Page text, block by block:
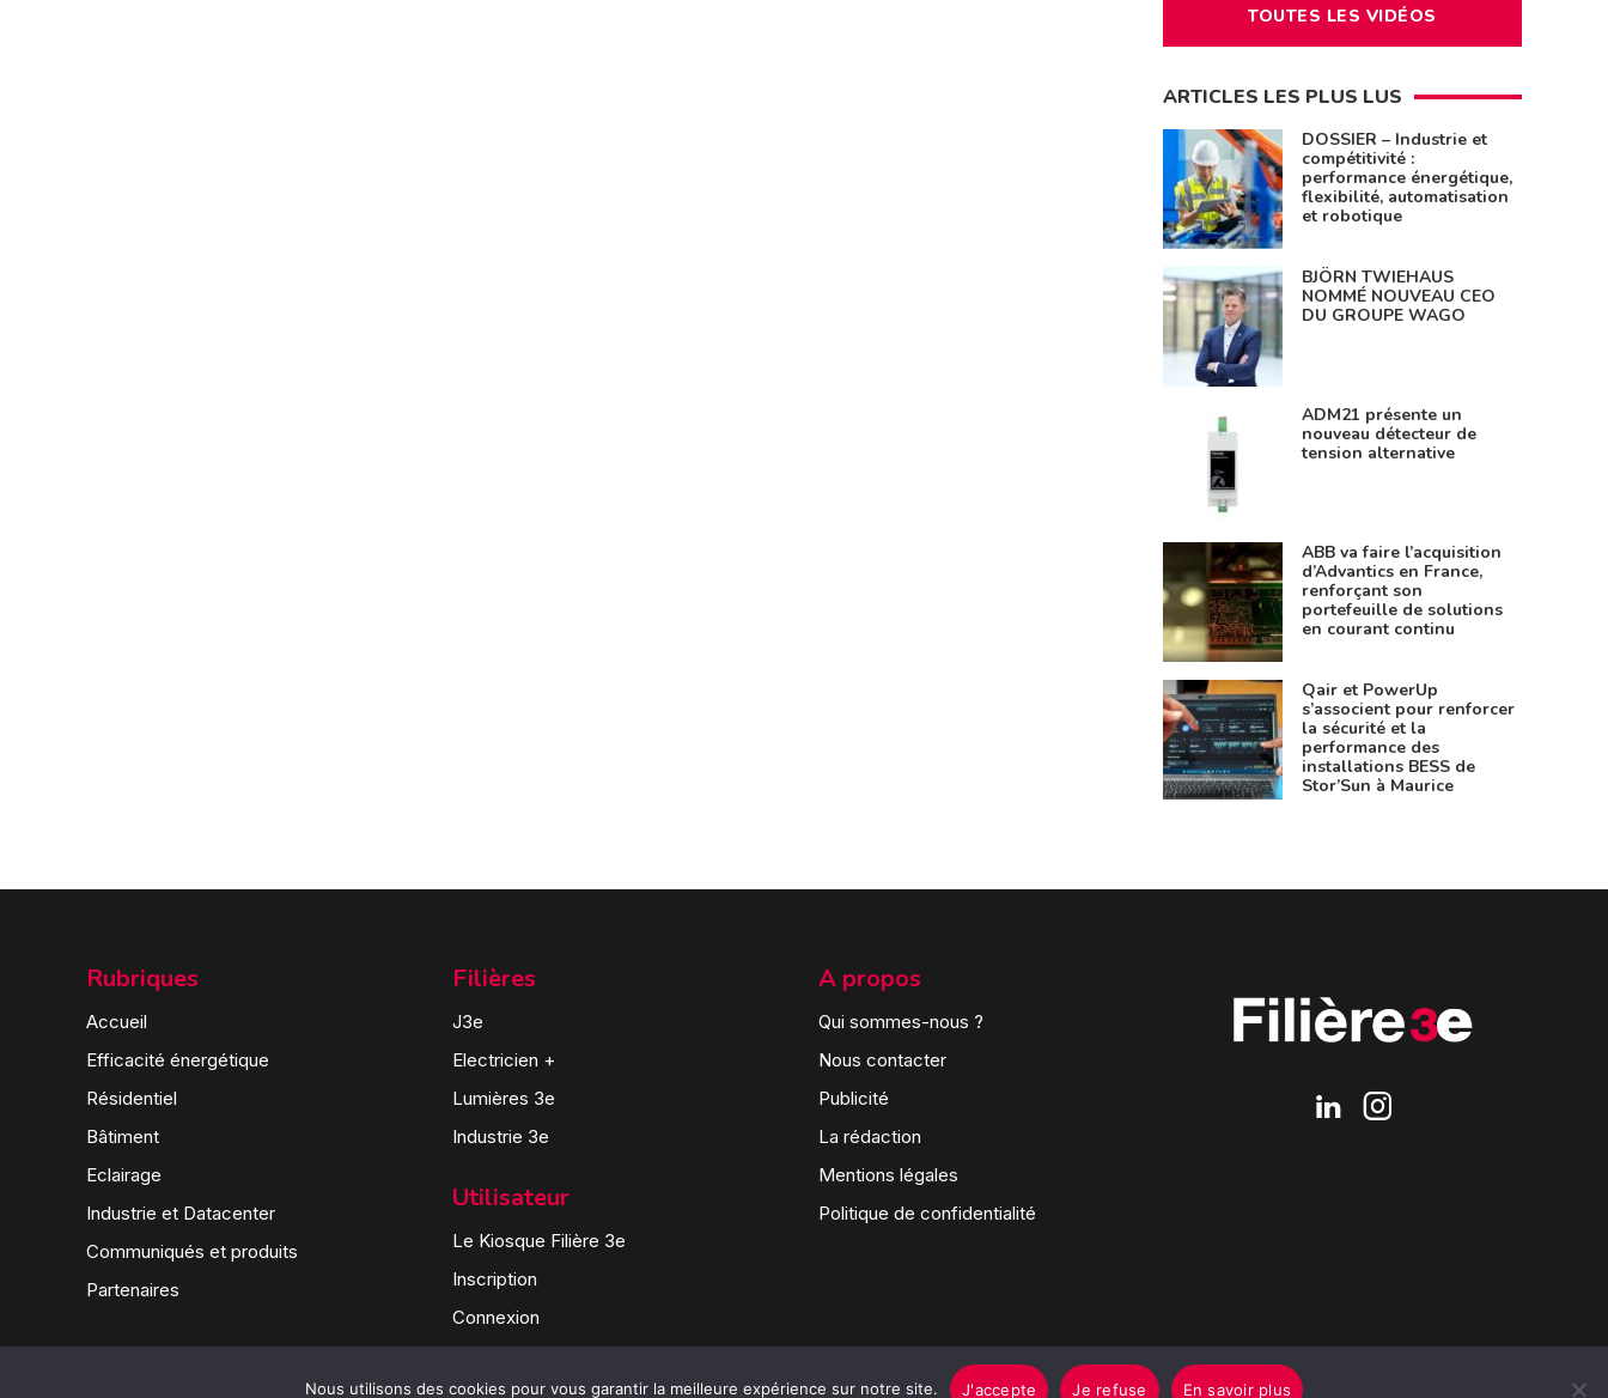
TOUTES LES VIDÉOS
ARTICLES LES PLUS LUS
DOSSIER – Industrie et
compétitivité :
performance énergétique,
flexibilité, automatisation
et robotique
BJÖRN TWIEHAUS
NOMMÉ NOUVEAU CEO
DU GROUPE WAGO
ADM21 présente un
nouveau détecteur de
tension alternative
ABB va faire l’acquisition
d’Advantics en France,
renforçant son
portefeuille de solutions
en courant continu
Qair et PowerUp
s’associent pour renforcer
la sécurité et la
performance des
installations BESS de
Stor’Sun à Maurice
Rubriques
Accueil
Efficacité énergétique
Résidentiel
Bâtiment
Eclairage
Industrie et Datacenter
Communiqués et produits
Partenaires
Filières
J3e
Electricien +
Lumières 3e
Industrie 3e
Utilisateur
Le Kiosque Filière 3e
Inscription
Connexion
A propos
Qui sommes-nous ?
Nous contacter
Publicité
La rédaction
Mentions légales
Politique de confidentialité
Nous utilisons des cookies pour vous garantir la meilleure expérience sur notre site. J'accepte Je refuse En savoir plus